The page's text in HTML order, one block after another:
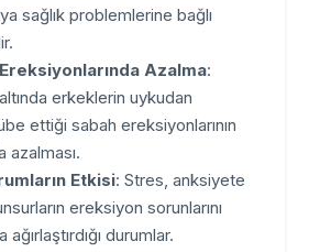
sağlık problemlerine bağlı
Azalma:
erkeklerin uykudan
ettiği sabah ereksiyonlarının
azalması.
Etkisi: Stres, anksiyete
ereksiyon sorunlarını
durumlar.